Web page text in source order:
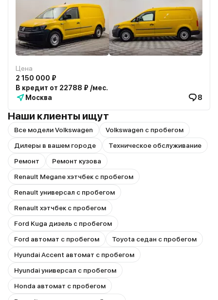
Цена
2 150 000 ₽
В кредит от 22788 ₽ /мес.
Москва
8
Наши клиенты ищут
Все модели Volkswagen
Volkswagen с пробегом
Дилеры в вашем городе
Техническое обслуживание
Ремонт
Ремонт кузова
Renault Megane хэтчбек с пробегом
Renault универсал с пробегом
Renault хэтчбек с пробегом
Ford Kuga дизель с пробегом
Ford автомат с пробегом
Toyota седан с пробегом
Hyundai Accent автомат с пробегом
Hyundai универсал с пробегом
Honda автомат с пробегом